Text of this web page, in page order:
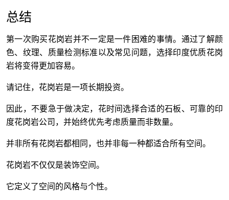
总结
第一次购买花岗岩并不一定是一件困难的事情。通过了解颜
色、纹理、质量检测标准以及常见问题，选择印度优质花岗
岩将变得更加容易。
请记住，花岗岩是一项长期投资。
因此，不要急于做决定，花时间选择合适的石板、可靠的印
度花岗岩公司，并始终优先考虑质量而非数量。
并非所有花岗岩都相同，也并非每一种都适合所有空间。
花岗岩不仅仅是装饰空间。
它定义了空间的风格与个性。